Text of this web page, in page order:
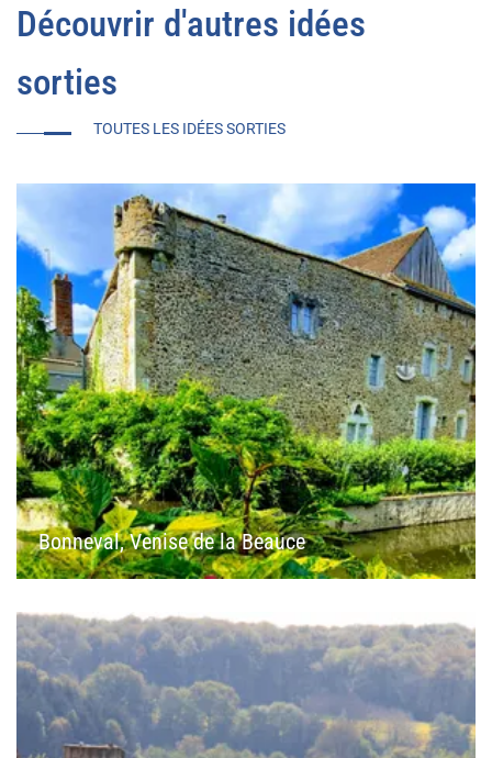
Découvrir d'autres idées
sorties
TOUTES LES IDÉES SORTIES
Bonneval, Venise de la Beauce